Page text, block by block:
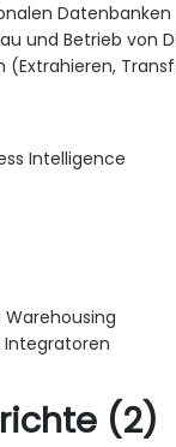
Datenbanken
und Betrieb von
(Extrahieren,
Intelligence
(2)